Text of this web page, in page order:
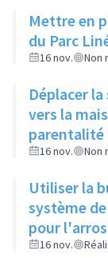
Mettre en
du Parc
16 nov. Non
Déplacer
vers la
parentalité
16 nov. Non
Utiliser la
système
pour
Castellane
16 nov.